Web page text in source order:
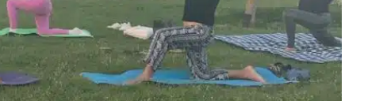
הַמִּשְׁתַּמְּשִׁים
קוֹרֵא־מָסָךְ;